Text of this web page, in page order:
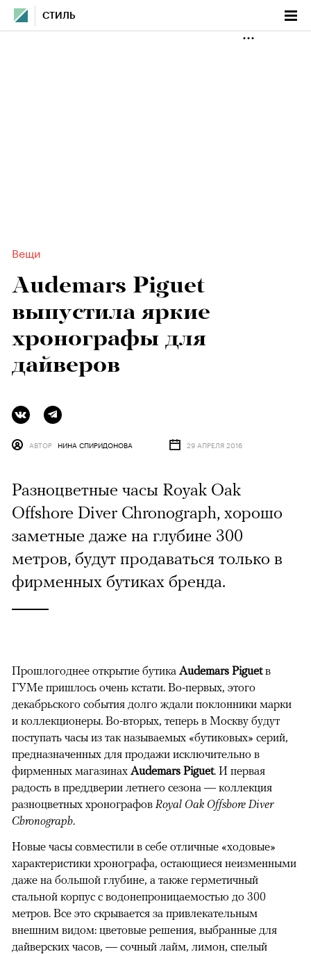
СТИЛЬ
Вещи
Audemars Piguet
выпустила яркие
хронографы для
дайверов
АВТОР НИНА СПИРИДОНОВА 29 АПРЕЛЯ 2016
Разноцветные часы Royak Oak
Offshore Diver Chronograph, хорошо
заметные даже на глубине 300
метров, будут продаваться только в
фирменных бутиках бренда.
Прошлогоднее открытие бутика Audemars Piguetв
ГУМе пришлось очень кстати. Во-первых, этого
декабрьского события долго ждали поклонники марки
и коллекционеры. Во-вторых, теперь в Москву будут
поступать часы из так называемых «бутиковых» серий,
предназначенных для продажи исключительно в
фирменных магазинах Audemars Piguet. И первая
радость в преддверии летнего сезона — коллекция
разноцветных хронографов Royal Oak Offshore Diver
Chronograph.
Новые часы совместили в себе отличные «ходовые»
характеристики хронографа, остающиеся неизменными
даже на большой глубине, а также герметичный
стальной корпус с водонепроницаемостью до 300
метров. Все это скрывается за привлекательным
внешним видом: цветовые решения, выбранные для
дайверских часов, — сочный лайм, лимон, спелый